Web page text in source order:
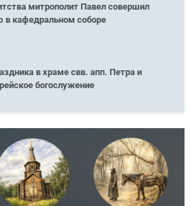
митрополит Павел совершил
в кафедральном соборе
в храме свв. апп. Петра и
богослужение